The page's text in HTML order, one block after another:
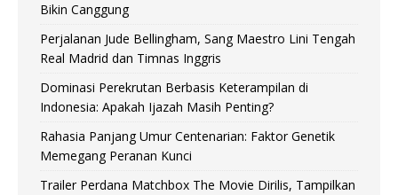
Bikin Canggung
Perjalanan Jude Bellingham, Sang Maestro Lini Tengah
Real Madrid dan Timnas Inggris
Dominasi Perekrutan Berbasis Keterampilan di
Indonesia: Apakah Ijazah Masih Penting?
Rahasia Panjang Umur Centenarian: Faktor Genetik
Memegang Peranan Kunci
Trailer Perdana Matchbox The Movie Dirilis, Tampilkan